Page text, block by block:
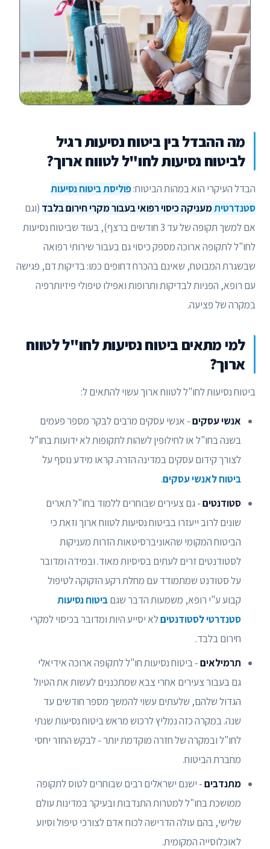
מה ההבדל בין ביטוח נסיעות רגיל
לביטוח נסיעות לחו"ל לטווח ארוך?
הבדל העיקרי הוא במהות הביטוח:פוליסת ביטוח נסיעות
סטנדרטיתמעניקה כיסוי רפואי בעבור מקרי חירום בלבד (וגם
אם למשך תקופה של עד 3 חודשים ברצף), בעוד שביטוח נסיעות
לחו"ל לתקופה ארוכה מספק כיסוי גם בעבור שירותי רפואה
שבשגרת המבוטח, שאינם בהכרח דחופים כמו: בדיקות דם, פגישה
עם רופא, הפניות לבדיקות ותרופות ואפילו טיפולי פיזיותרפיה
במקרה של פציעה.
למי מתאים ביטוח נסיעות לחו"ל לטווח
ארוך?
ביטוח נסיעות לחו"ל לטווח ארוך עשוי להתאים ל:
אנשי עסקים- אנשי עסקים מרבים לבקר מספר פעמים
בשנה בחו"ל או לחילופין לשהות לתקופות לא ידועות בחו"ל
לצורך קידום עסקים במדינה הזרה. קראו מידע נוסף על
ביטוח לאנשי עסקים.
סטודנטים- גם צעירים שבוחרים ללמוד בחו"ל תארים
שונים לרוב ייעזרו בביטוח נסיעות לטווח ארוך וזאת כי
הביטוח המקומי שהאוניברסיטאות הזרות מעניקות
לסטודנטים זרים לעתים בסיסיות מאוד. ובמידה ומדובר
על סטודנט שמתמודד עם מחלת רקע הזקוקה לטיפול
קבוע ע"י רופא, משמעות הדבר שגםביטוח נסיעות
סטנדרטי לסטודנטיםלא יסייע היות ומדובר בכיסוי למקרי
חירום בלבד.
תרמילאים- ביטוח נסיעות חו"ל לתקופה ארוכה אידיאלי
גם בעבור צעירים אחרי צבא שמתכננים לעשות את הטיול
הגדול שלהם, שלעתים עשוי להמשך מספר חודשים עד
שנה. במקרה כזה נמליץ לרכוש מראש ביטוח נסיעות שנתי
לחו"ל ובמקרה של חזרה מוקדמת יותר - לבקש החזר יחסי
מחברת הביטוח.
מתנדבים- ישנם ישראלים רבים שבוחרים לטוס לתקופה
ממושכת בחו"ל למטרות התנדבות ובעיקר במדינות עולם
שלישי, בהם עולה הדרישה לכוח אדם לצורכי טיפול וסיוע
לאוכלוסייה המקומית.